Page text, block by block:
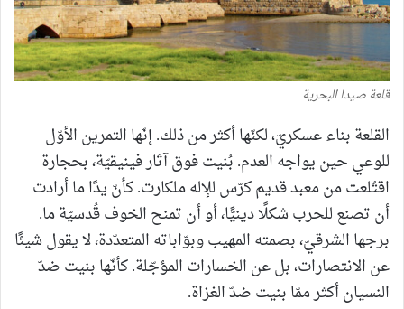
قلعة صيدا البحرية
القلعة بناء عسكريّ، لكنّها أكثر من ذلك. إنّها التمرين الأوّل
للوعي حين يواجه العدم. بُنيت فوق آثار فينيقيّة، بحجارة
اقتُلعت من معبد قديم كرّس للإله ملكارت. كأنّ يدًا ما أرادت
أن تصنع للحرب شكلًا دينيًّا، أو أن تمنح الخوف قُدسيّة ما.
برجها الشرقيّ، بصمته المهيب وبوّاباته المتعدّدة، لا يقول شيئًا
عن الانتصارات، بل عن الخسارات المؤجّلة. كأنّها بنيت ضدّ
النسيان أكثر ممّا بنيت ضدّ الغزاة.